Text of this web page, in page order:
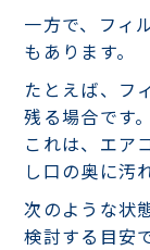
一方で、フィ
もあります。
たとえば、フ
残る場合です。
これは、エア
し口の奥に汚
次のような状
検討する目安で